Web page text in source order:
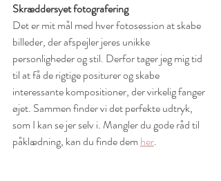
Skræddersyet fotografering
Det er mit mål med hver fotosession at skabe
billeder, der afspejler jeres unikke
personligheder og stil. Derfor tager jeg mig tid
til at få de rigtige positurer og skabe
interessante kompositioner, der virkelig fanger
øjet. Sammen finder vi det perfekte udtryk,
som I kan se jer selv i. Mangler du gode råd til
påklædning, kan du finde dem her.